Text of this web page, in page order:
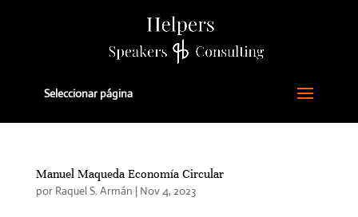
Seleccionar página
Manuel Maqueda Economía Circular
por Raquel S. Armán | Nov 4, 2023